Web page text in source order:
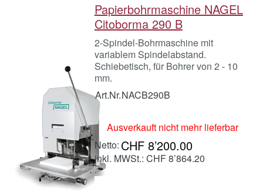
Papierbohrmaschine NAGEL
Citoborma 290 B
2-Spindel-Bohrmaschine mit
variablem Spindelabstand.
Schiebetisch, für Bohrer von 2 - 10
mm.
Art.Nr.NACB290B
Ausverkauft nicht mehr lieferbar
CHF 8’200.00
inkl. MWSt.: CHF 8’864.20